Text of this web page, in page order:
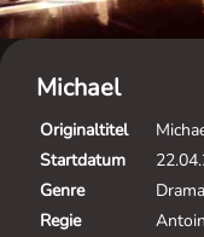
Michael
Originaltitel
Startdatum
Genre
Regie